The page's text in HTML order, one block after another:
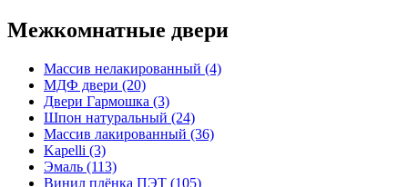
Межкомнатные двери
Массив нелакированный (4)
МДФ двери (20)
Двери Гармошка (3)
Шпон натуральный (24)
Массив лакированный (36)
Kapelli (3)
Эмаль (113)
Винил плёнка ПЭТ (105)